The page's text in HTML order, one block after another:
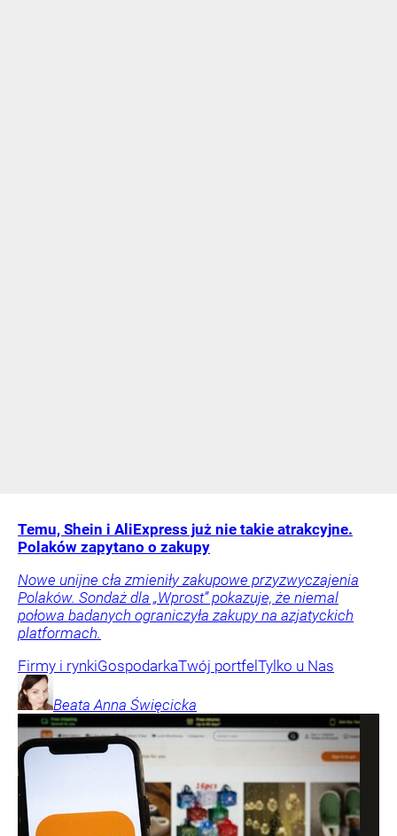
Temu, Shein i AliExpress już nie takie atrakcyjne.
Polaków zapytano o zakupy
Nowe unijne cła zmieniły zakupowe przyzwyczajenia
Polaków. Sondaż dla „Wprost” pokazuje, że niemal
połowa badanych ograniczyła zakupy na azjatyckich
platformach.
Firmy i rynkiGospodarkaTwój portfel Tylko u Nas
Beata Anna Święcicka